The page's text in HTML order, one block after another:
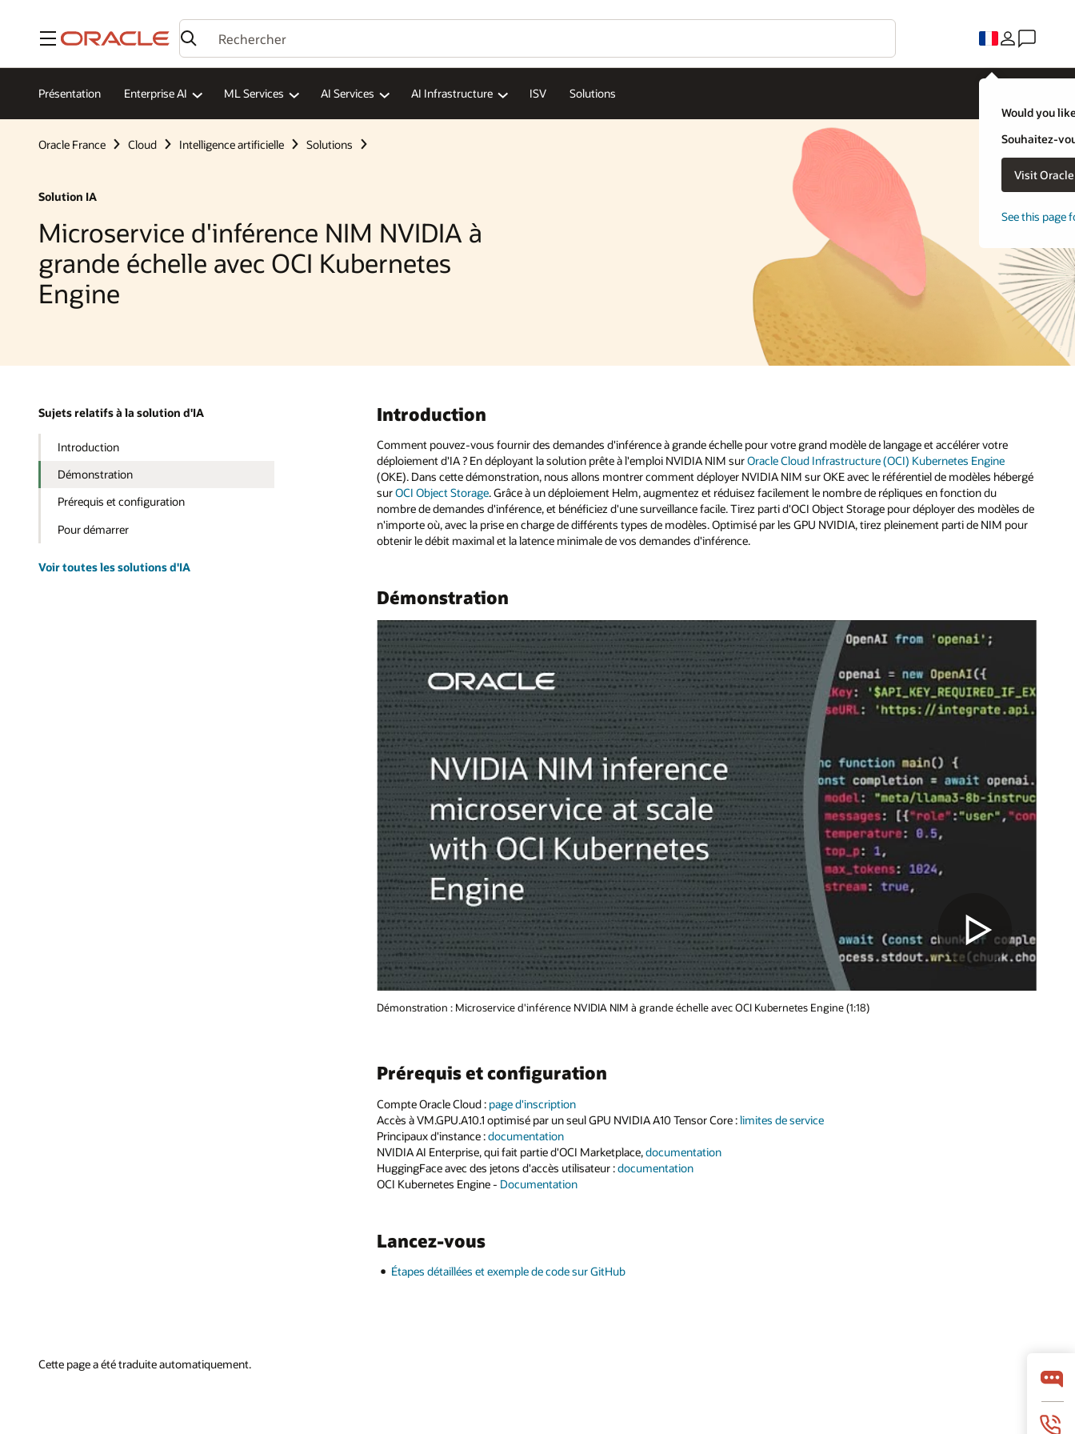
Menu
Would you
Souhaitez-
Visit
See this page
Présentation Enterprise AI ML Services AI Services AI Infrastructure ISV Solutions
Oracle France Cloud Intelligence artificielle Solutions
Solution IA
Microservice d'inférence NIM NVIDIA à
grande échelle avec OCI Kubernetes
Engine
Sujets relatifs à la solution d'IA
Introduction
Démonstration
Prérequis et configuration
Pour démarrer
Voir toutes les solutions d'IA
Introduction
Comment pouvez-vous fournir des demandes d'inférence à grande échelle pour votre grand modèle de langage et accélérer votre
déploiement d'IA ? En déployant la solution prête à l'emploi NVIDIA NIM surOracle Cloud Infrastructure (OCI) Kubernetes Engine
(OKE). Dans cette démonstration, nous allons montrer comment déployer NVIDIA NIM sur OKE avec le référentiel de modèles hébergé
surOCI Object Storage. Grâce à un déploiement Helm, augmentez et réduisez facilement le nombre de répliques en fonction du
nombre de demandes d'inférence, et bénéficiez d'une surveillance facile. Tirez parti d'OCI Object Storage pour déployer des modèles de
n'importe où, avec la prise en charge de différents types de modèles. Optimisé par les GPU NVIDIA, tirez pleinement parti de NIM pour
obtenir le débit maximal et la latence minimale de vos demandes d'inférence.
Démonstration
Démonstration : Microservice d'inférence NVIDIA NIM à grande échelle avec OCI Kubernetes Engine (1:18)
Prérequis et configuration
Compte Oracle Cloud : page d'inscription
Accès à VM.GPU.A10.1 optimisé par un seul GPU NVIDIA A10 Tensor Core :limites de service
Principaux d'instance :documentation
NVIDIA AI Enterprise, qui fait partie d'OCI Marketplace,documentation
HuggingFace avec des jetons d'accès utilisateur :documentation
OCI Kubernetes Engine - Documentation
Lancez-vous
Étapes détaillées et exemple de code sur GitHub
Cette page a été traduite automatiquement.